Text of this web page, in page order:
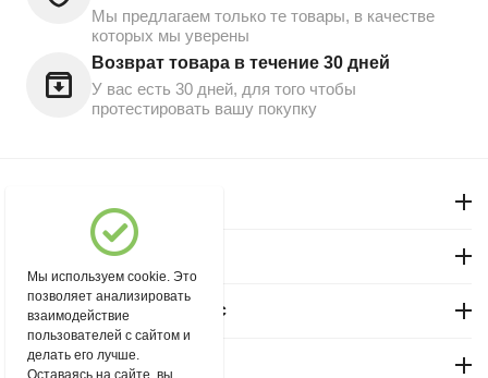
Мы предлагаем только те товары, в качестве
которых мы уверены
Возврат товара в течение 30 дней
У вас есть 30 дней, для того чтобы
протестировать вашу покупку
Магазин "Северный"
Покупательский сервис
Контакты
Мы используем cookie. Это
позволяет анализировать
взаимодействие
пользователей с сайтом и
делать его лучше.
Оставаясь на сайте, вы